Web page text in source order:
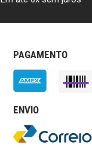
PAGAMENTO
ENVIO